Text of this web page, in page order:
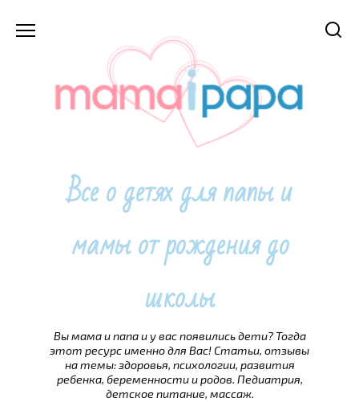
Все о детях для папы и
мамы от рождения до
школы
Вы мама и папа и у вас появились дети? Тогда
этот ресурс именно для Вас! Статьи, отзывы
на темы: здоровья, психологии, развития
ребенка, беременности и родов. Педиатрия,
детское питание, массаж.